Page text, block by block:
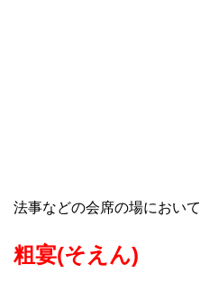
法事などの会席の場において
粗宴(そえん)